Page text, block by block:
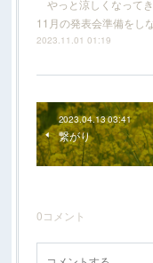
やっと涼しくなって
11月の発表会準備をし
2023.11.01 01:19
2023.04.13 03:41
繋がり
0コメント